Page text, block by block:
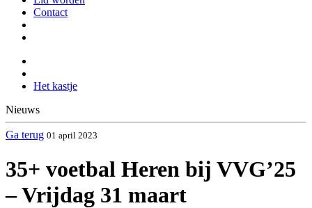
Contact
Het kastje
Nieuws
Ga terug 01 april 2023
35+ voetbal Heren bij VVG’25
– Vrijdag 31 maart